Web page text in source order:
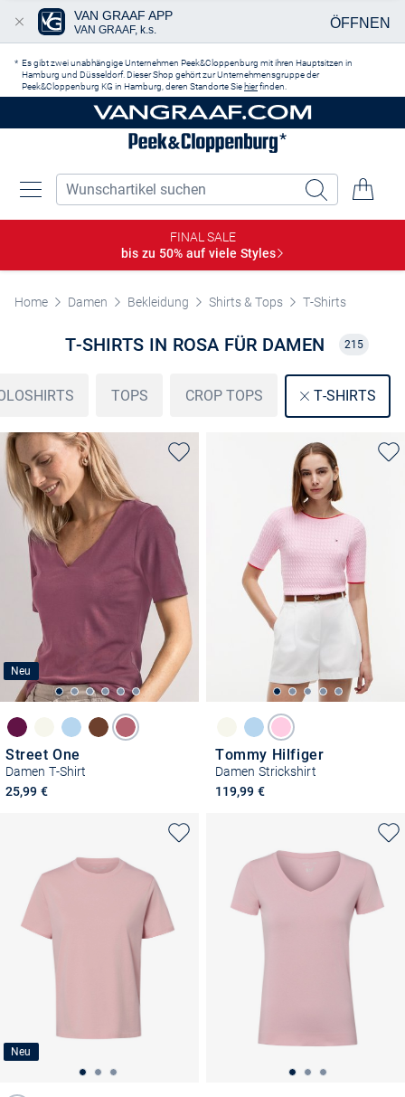
Es gibt zwei unabhängige Unternehmen Peek&Cloppenburg mit ihren Hauptsitzen in
Hamburg und Düsseldorf. Dieser Shop gehört zur Unternehmensgruppe der
Peek&Cloppenburg KG in Hamburg, deren Standorte Sie hierfinden.
FINAL SALE
bis zu 50% auf viele Styles
Home Damen Bekleidung Shirts & Tops T-Shirts
T-SHIRTS IN ROSA FÜR DAMEN 215
TOPS CROP TOPS T-SHIRTS
Neu
Street One
Damen T-Shirt
25,99 €
Tommy Hilfiger
Damen Strickshirt
119,99 €
Neu
VAN GRAAF APP
VAN GRAAF, k.s. ÖFFNEN